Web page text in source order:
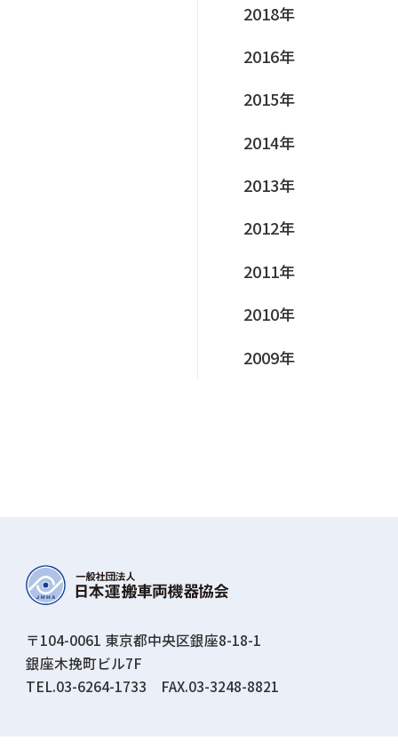
2018年
2016年
2015年
2014年
2013年
2012年
2011年
2010年
2009年
〒104-0061 東京都中央区銀座8-18-1
銀座⽊挽町ビル7F
TEL.03-6264-1733 FAX.03-3248-8821
© JMHA All Rights Reserved.